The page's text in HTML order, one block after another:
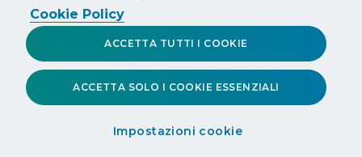
Cookie Policy
Impostazioni cookie
ACCETTA SOLO I COOKIE ESSENZIALI
ACCETTA TUTTI I COOKIE